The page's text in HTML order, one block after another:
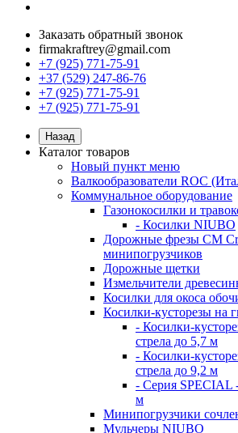
Заказать обратный звонок
firmakraftrey@gmail.com
+7 (925) 771-75-91
+37 (529) 247-86-76
+7 (925) 771-75-91
+7 (925) 771-75-91
Назад
Каталог товаров
Новый пункт меню
Валкообразователи ROC
Коммунальное оборудование
Газонокосилки и
- Косилки NIUBO
Дорожные фрезы CM
минипогрузчиков
Дорожные щетки
Измельчители
Косилки для окоса
Косилки-кусторезы на
- Косилки-
стрела до 5,7 м
- Косилки-
стрела до 9,2 м
- Серия SPECIAL
м
Минипогрузчики
Мульчеры NIUBO